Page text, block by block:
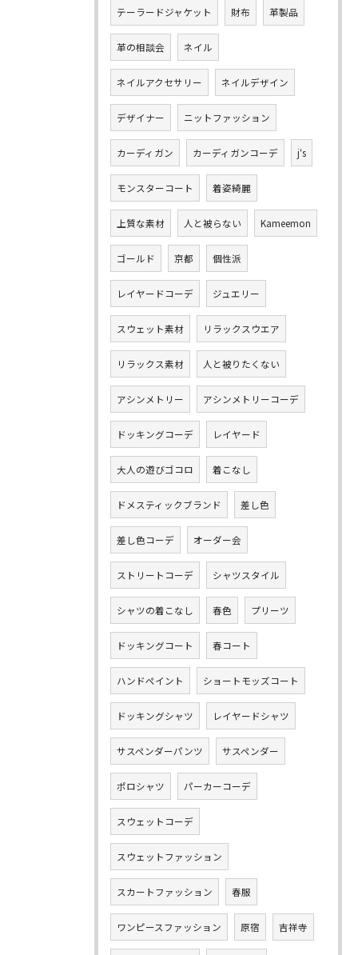
テーラードジャケット 財布 革製品
革の相談会 ネイル
ネイルアクセサリー ネイルデザイン
デザイナー ニットファッション
カーディガン カーディガンコーデ j‘s
モンスターコート 着姿綺麗
上質な素材 人と被らない Kameemon
ゴールド 京都 個性派
レイヤードコーデ ジュエリー
スウェット素材 リラックスウエア
リラックス素材 人と被りたくない
アシンメトリー アシンメトリーコーデ
ドッキングコーデ レイヤード
大人の遊びゴコロ 着こなし
ドメスティックブランド 差し色
差し色コーデ オーダー会
ストリートコーデ シャツスタイル
シャツの着こなし 春色 プリーツ
ドッキングコート 春コート
ハンドペイント ショートモッズコート
ドッキングシャツ レイヤードシャツ
サスペンダーパンツ サスペンダー
ポロシャツ パーカーコーデ
スウェットコーデ
スウェットファッション
スカートファッション 春服
ワンピースファッション 原宿 吉祥寺